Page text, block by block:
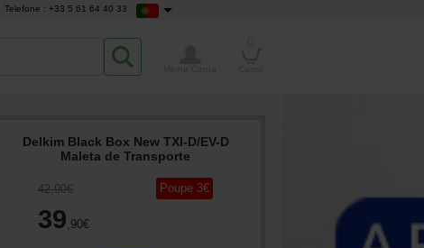
Telefone : +33 5 61 64 40 33
Delkim Black Box New TXI-D/EV-D
Maleta de Transporte
42,90€
39,90€
Poupe 3€